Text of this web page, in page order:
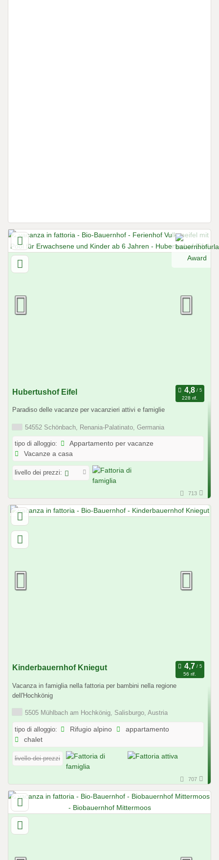
Hubertushof Eifel
228 rif.
Paradiso delle vacanze per vacanzieri attivi e famiglie
54552 Schönbach, Renania-Palatinato, Germania
tipo di alloggio:
Appartamento per vacanze
Vacanze a casa
livello dei prezzi:
713
Kinderbauernhof Kniegut
56 rif.
Vacanza in famiglia nella fattoria per bambini nella regione
dell'Hochkönig
5505 Mühlbach am Hochkönig, Salisburgo, Austria
tipo di alloggio: Rifugio alpino
appartamento
chalet
livello dei prezzi
707